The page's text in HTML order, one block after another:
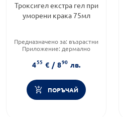
Троксигел екстра гел при
уморени крака 75мл
Предназначено за: възрастни
Приложение: дермално
455 € / 890 лв.
ПОРЪЧАЙ